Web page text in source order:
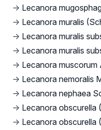
→ Lecanora
→ Lecanora muralis
→ Lecanora muralis
→ Lecanora muralis
→ Lecanora muscorum
→ Lecanora nemoralis
→ Lecanora nephaea
→ Lecanora obscurella
→ Lecanora obscurella